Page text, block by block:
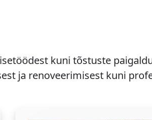
kuni tõstuste
ja renoveerimisest kuni